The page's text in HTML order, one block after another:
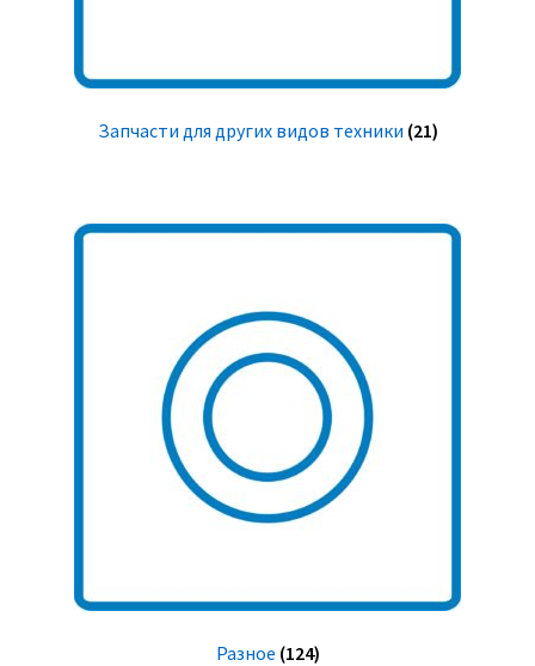
Запчасти для других видов техники (21)
Разное (124)